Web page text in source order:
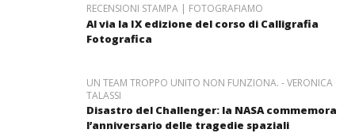
RECENSIONI STAMPA | FOTOGRAFIAMO
Al via la IX edizione del corso di Calligrafia
Fotografica
UN TEAM TROPPO UNITO NON FUNZIONA. - VERONICA
TALASSI
Disastro del Challenger: la NASA commemora
l’anniversario delle tragedie spaziali